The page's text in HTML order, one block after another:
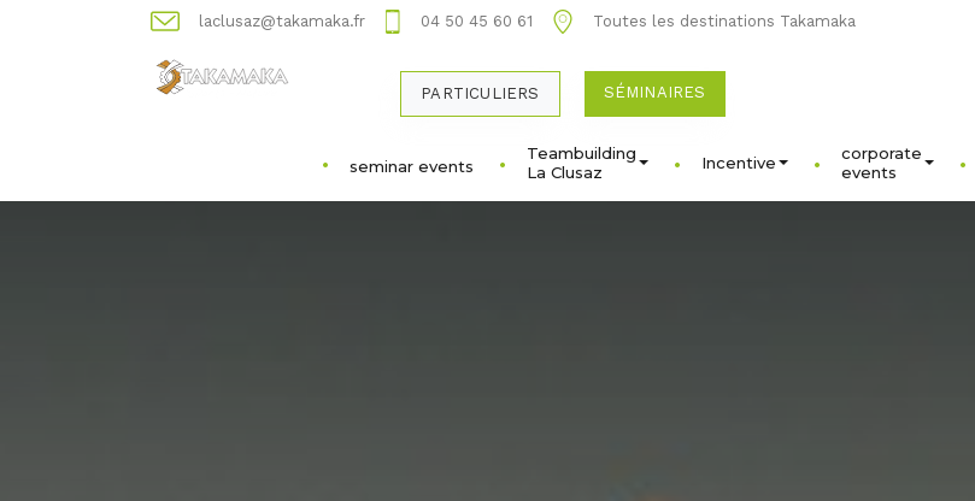
laclusaz@takamaka.fr 04 50 45 60 61 Toutes les destinations Takamaka
PARTICULIERS SÉMINAIRES
seminar events
Teambuilding
La Clusaz
Incentive
corporate
events